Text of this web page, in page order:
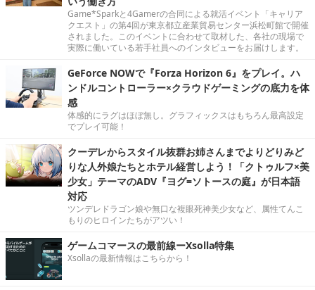
Game*Sparkと4Gamerの合同による就活イベント「キャリア
クエスト」の第4回が東京都立産業貿易センター浜松町館で開催
されました。このイベントに合わせて取材した、各社の現場で
実際に働いている若手社員へのインタビューをお届けします。
GeForce NOWで『Forza Horizon 6』をプレイ。ハ
ンドルコントローラー×クラウドゲーミングの底力を体
感
体感的にラグはほぼ無し。グラフィックスはもちろん最高設定
でプレイ可能！
クーデレからスタイル抜群お姉さんまでよりどりみど
りな人外娘たちとホテル経営しよう！「クトゥルフ×美
少女」テーマのADV『ヨグ=ソトースの庭』が日本語
対応
ツンデレドラゴン娘や無口な複眼死神美少女など、属性てんこ
もりのヒロインたちがアツい！
ゲームコマースの最前線ーXsolla特集
Xsollaの最新情報はこちらから！